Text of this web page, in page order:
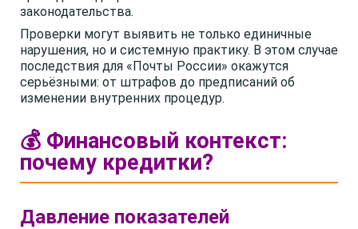
законодательства.
Проверки могут выявить не только единичные
нарушения, но и системную практику. В этом случае
последствия для «Почты России» окажутся
серьёзными: от штрафов до предписаний об
изменении внутренних процедур.
💰 Финансовый контекст:
почему кредитки?
Давление показателей